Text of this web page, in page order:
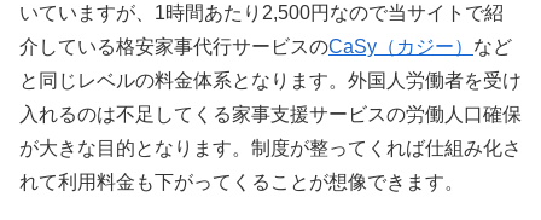
いていますが、1時間あたり2,500円なので当サイトで紹
介している格安家事代行サービスのCaSy（カジー） など
と同じレベルの料金体系となります。外国人労働者を受け
入れるのは不足してくる家事支援サービスの労働人口確保
が大きな目的となります。制度が整ってくれば仕組み化さ
れて利用料金も下がってくることが想像できます。